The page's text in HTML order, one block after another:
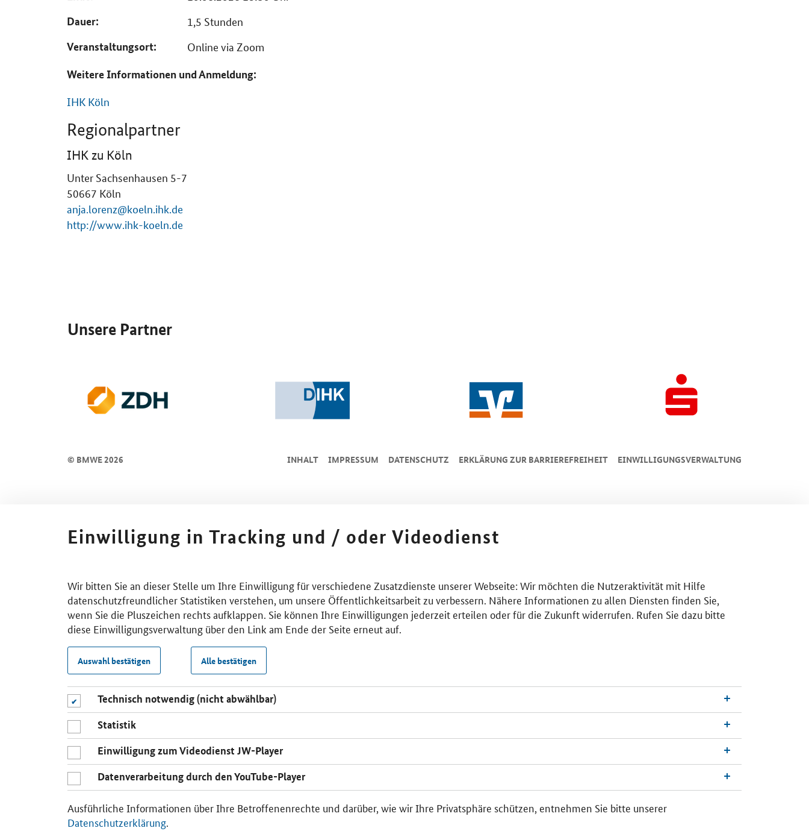
Dauer
1,5 Stunden
Veranstaltungsort
Online via Zoom
Weitere Informationen und Anmeldung:
IHK Köln
Regionalpartner
IHK zu Köln
Unter Sachsenhausen 5-7
50667 Köln
anja.lorenz@koeln.ihk.de
http://www.ihk-koeln.de
Unsere Partner
© BMWE 2026 INHALT IMPRESSUM DA­TEN­SCHUTZ ERKLÄRUNG ZUR BARRIEREFREIHEIT EINWILLIGUNGSVERWALTUNG
Einwilligung in Tracking und / oder Videodienst
Wir bitten Sie an dieser Stelle um Ihre Einwilligung für verschiedene Zusatzdienste unserer Webseite: Wir möchten die Nutzeraktivität mit Hilfe
datenschutzfreundlicher Statistiken verstehen, um unsere Öffentlichkeitsarbeit zu verbessern. Nähere Informationen zu allen Diensten finden Sie,
wenn Sie die Pluszeichen rechts aufklappen. Sie können Ihre Einwilligungen jederzeit erteilen oder für die Zukunft widerrufen. Rufen Sie dazu bitte
diese Einwilligungsverwaltung über den Link am Ende der Seite erneut auf.
Auswahl bestätigen Alle bestätigen
Technisch notwendig (nicht abwählbar)
Statistik
Einwilligung zum Videodienst JW-Player
Datenverarbeitung durch den YouTube-Player
Ausführliche Informationen über Ihre Betroffenenrechte und darüber, wie wir Ihre Privatsphäre schützen, entnehmen Sie bitte unserer
Datenschutzerklärung.